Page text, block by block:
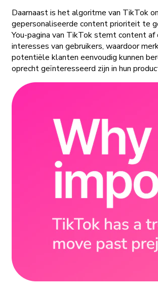
Daarnaast is het algoritme van TikTok
gepersonaliseerde content prioriteit te
You-pagina van TikTok stemt content af
interesses van gebruikers, waardoor
potentiële klanten eenvoudig kunnen
oprecht geïnteresseerd zijn in hun